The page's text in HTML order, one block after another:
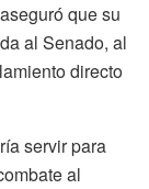
que su
al Senado, al
directo
servir para
al